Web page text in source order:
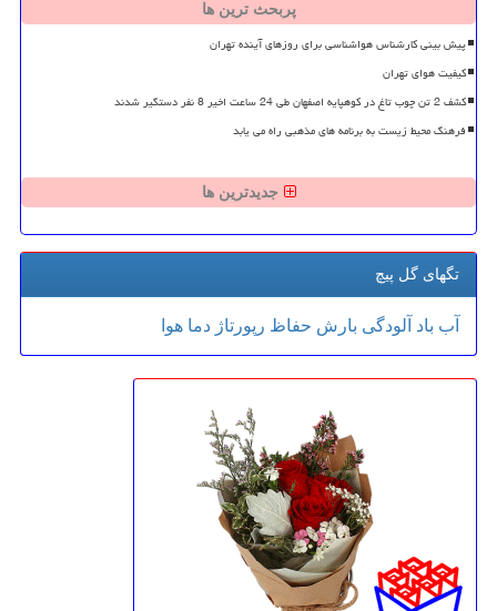
پربحث ترین ها
پیش بینی کارشناس هواشناسی برای روزهای آینده تهران
کیفیت هوای تهران
کشف 2 تن چوب تاغ در کوهپایه اصفهان طی 24 ساعت اخیر 8 نفر دستگیر شدند
فرهنگ محیط زیست به برنامه های مذهبی راه می یابد
جدیدترین ها
تگهای گل پیچ
آب باد آلودگی بارش حفاظ رپورتاژ دما هوا